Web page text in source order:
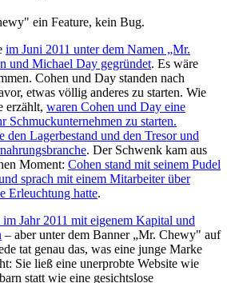
ein Feature, kein Bug.
im Juni 2011 unter dem Namen „Mr.
und Michael Day gegründet. Es wäre
Cohen und Day standen nach
etwas völlig anderes zu starten. Wie
erzählt, waren Cohen und Day eine
Schmuckunternehmen zu starten.
den Lagerbestand und den Tresor und
. Der Schwenk kam aus
Moment: Cohen stand mit seinem Pudel
sprach mit einem Mitarbeiter über
Erleuchtung hatte.
Jahr 2011 mit eigenem Kapital und
– aber unter dem Banner „Mr. Chewy" auf
tat genau das, was eine junge Marke
Sie ließ eine unerprobte Website wie
statt wie eine gesichtslose